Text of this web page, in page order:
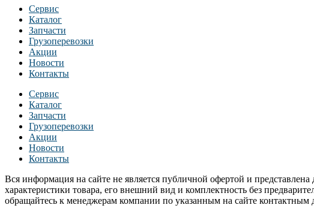
Сервис
Каталог
Запчасти
Грузоперевозки
Акции
Новости
Контакты
Сервис
Каталог
Запчасти
Грузоперевозки
Акции
Новости
Контакты
Вся информация на сайте не является публичной офертой и
характеристики товара, его внешний вид и комплектность без
обращайтесь к менеджерам компании по указанным на сайте контактным